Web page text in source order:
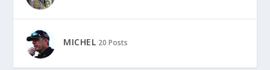
MICHEL 20 Posts